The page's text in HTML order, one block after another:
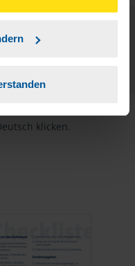
Deutsch
finden Sie, wenn
klicken.